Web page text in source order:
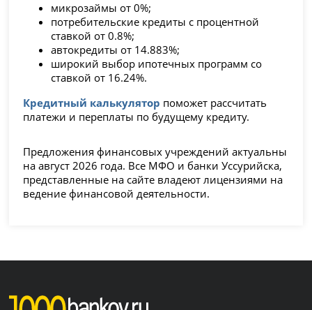
микрозаймы от 0%;
потребительские кредиты с процентной
ставкой от 0.8%;
автокредиты от 14.883%;
широкий выбор ипотечных программ со
ставкой от 16.24%.
Кредитный калькулятор поможет рассчитать
платежи и переплаты по будущему кредиту.
Предложения финансовых учреждений актуальны
на август 2026 года. Все МФО и банки Уссурийска,
представленные на сайте владеют лицензиями на
ведение финансовой деятельности.